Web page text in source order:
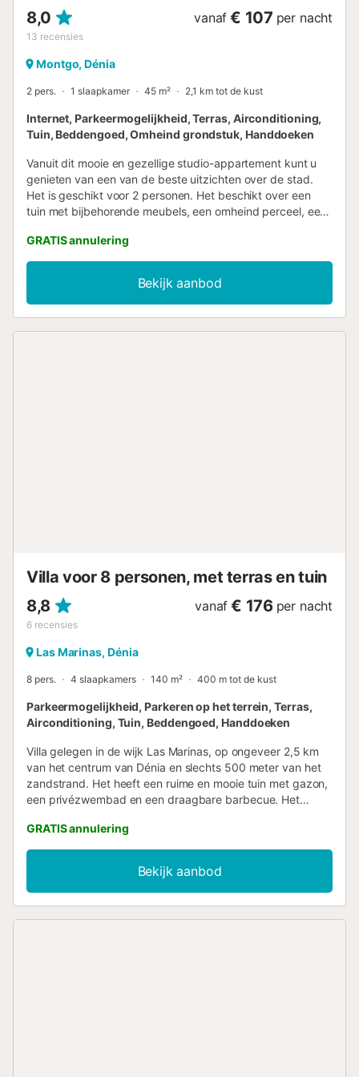
8,0
13 recensies
vanaf € 107 per nacht
Montgo, Dénia
2 pers. 1 slaapkamer 45 m² 2,1 km tot de kust
Internet, Parkeermogelijkheid, Terras, Airconditioning,
Tuin, Beddengoed, Omheind grondstuk, Handdoeken
Vanuit dit mooie en gezellige studio-appartement kunt u
genieten van een van de beste uitzichten over de stad.
Het is geschikt voor 2 personen. Het beschikt over een
tuin met bijbehorende meubels, een omheind perceel, een
in hetzelfde gebouw. Het studio-appartement heeft
toegang tot internet (wifi), airconditioning alleen in de
woonkamer en satelliet-tv. De open keuken met
keramische kookplaat is voorzien van een
koel-/vriescombinatie, magnetron, vaatwasser,
GRATIS annulering
Bekijk aanbod
Villa voor 8 personen, met terras en tuin
8,8
6 recensies
vanaf € 176 per nacht
Las Marinas, Dénia
8 pers. 4 slaapkamers 140 m² 400 m tot de kust
Parkeermogelijkheid, Parkeren op het terrein, Terras,
Airconditioning, Tuin, Beddengoed, Handdoeken
Villa gelegen in de wijk Las Marinas, op ongeveer 2,5 km
van het centrum van Dénia en slechts 500 meter van het
zandstrand. Het heeft een ruime en mooie tuin met gazon,
een privézwembad en een draagbare barbecue. Het
grond bevinden zich de woonkamer, de eetkamer met de
open keuken, 2 slaapkamers en 1 badkamer. Er is
airconditioning in de gang van de slaapkamers. Op de
bovenverdieping hebben we nog 2 slaapkamers en 1
badkamer. Airconditioning in de tweepersoonsslaapkamer.
GRATIS annulering
Bekijk aanbod